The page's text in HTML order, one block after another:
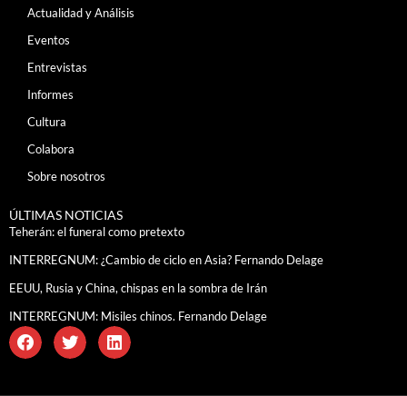
Actualidad y Análisis
Eventos
Entrevistas
Informes
Cultura
Colabora
Sobre nosotros
ÚLTIMAS NOTICIAS
Teherán: el funeral como pretexto
INTERREGNUM: ¿Cambio de ciclo en Asia? Fernando Delage
EEUU, Rusia y China, chispas en la sombra de Irán
INTERREGNUM: Misiles chinos. Fernando Delage